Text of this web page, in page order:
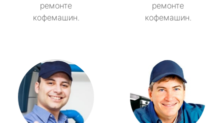
ремонте
кофемашин.
ремонте
кофемашин.